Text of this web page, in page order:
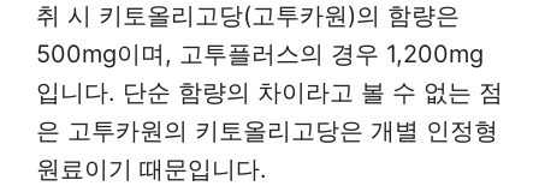
취 시 키토올리고당(고투카원)의 함량은
500mg이며, 고투플러스의 경우 1,200mg
입니다. 단순 함량의 차이라고 볼 수 없는 점
은 고투카원의 키토올리고당은 개별 인정형
원료이기 때문입니다.